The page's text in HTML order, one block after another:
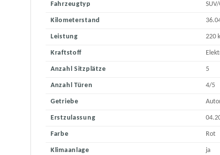
Fahrzeugtyp
Kilometerstand
Leistung 220
Kraftstoff
Anzahl Sitzplätze 5
Anzahl Türen 4/5
Getriebe
Erstzulassung
Farbe Rot
Klimaanlage ja